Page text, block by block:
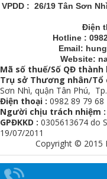
VPDD : 26/19 Tân Sơn
Điện
Hotline :
Email:
Website:
Mã số thuế/Số QĐ thành
Trụ sở Thương nhân/Tổ
Sơn Nhì, quận Tân Phú,
Điện thoại : 0982 89 79 68
Người chịu trách nhiệm :
GPĐKKD : 0305613674 do
19/07/2011
Copyright © 2015